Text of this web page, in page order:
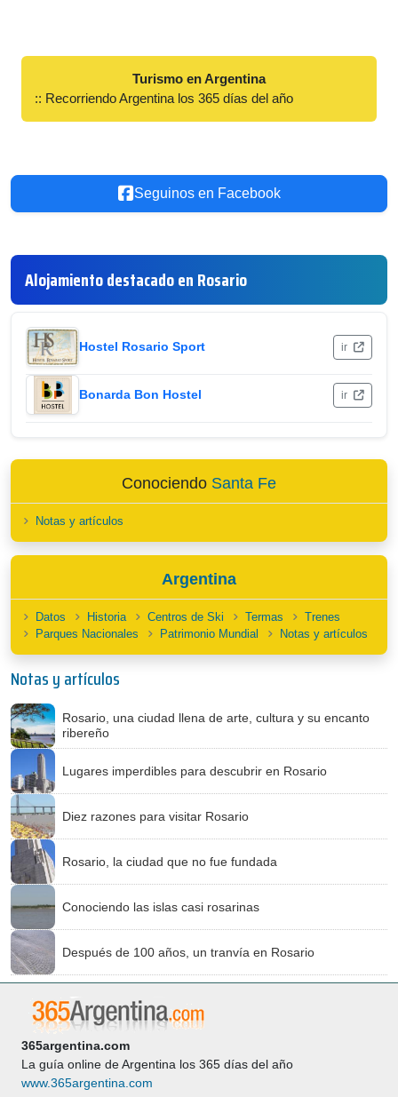
Turismo en Argentina
:: Recorriendo Argentina los 365 días del año
Seguinos en Facebook
Alojamiento destacado en Rosario
Hostel Rosario Sport ir
Bonarda Bon Hostel ir
Conociendo Santa Fe
Notas y artículos
Argentina
Datos Historia Centros de Ski Termas
Trenes
Parques Nacionales
Patrimonio Mundial Notas y artículos
Notas y artículos
Rosario, una ciudad llena de arte, cultura y su encanto
ribereño
Lugares imperdibles para descubrir en Rosario
Diez razones para visitar Rosario
Rosario, la ciudad que no fue fundada
Conociendo las islas casi rosarinas
Después de 100 años, un tranvía en Rosario
365argentina.com
La guía online de Argentina los 365 días del año
www.365argentina.com